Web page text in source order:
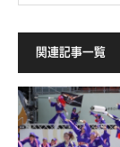
関連記事一覧